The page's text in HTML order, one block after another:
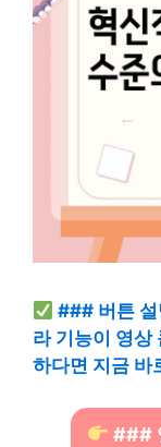
### 버튼 설
라 기능이 영상
하다면 지금 바
###